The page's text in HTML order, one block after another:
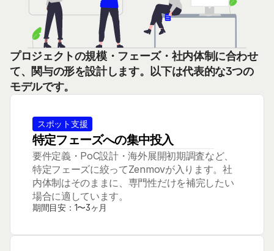
プロジェクトの規模・フェーズ・社内体制に合わせ
て、関与の形を設計します。以下は代表的な3つの
モデルです。
スポット支援
特定フェーズへの集中投入
要件定義・PoC設計・海外展開初期調査など、
特定フェーズに絞ってZenmovが入ります。社
内体制はそのままに、専門性だけを補完したい
場合に適しています。
期間目安：1〜3ヶ月